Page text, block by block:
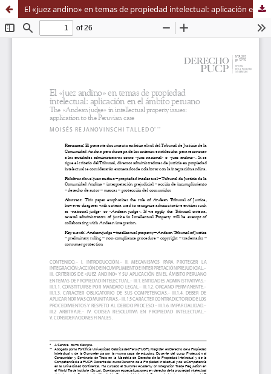
El «juez andino» en temas de propiedad intelectual: aplicación en el ámbito peruano